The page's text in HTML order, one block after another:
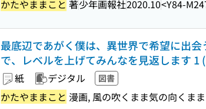
かたやままこと 著少年画報社2020.10<Y84-
最底辺であがく僕は、異世界で希望に出
で、レベルを上げてみんなを見返します 1
紙 デジタル 図書
かたやままこと 漫画, 風の吹くまま気の向くま